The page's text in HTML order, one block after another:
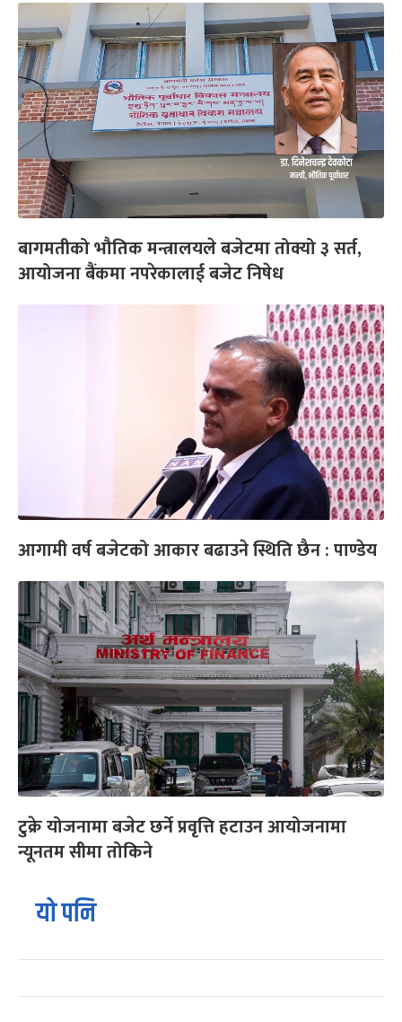
बागमतीको भौतिक मन्त्रालयले बजेटमा तोक्यो ३ सर्त,
आयोजना बैंकमा नपरेकालाई बजेट निषेध
आगामी वर्ष बजेटको आकार बढाउने स्थिति छैन : पाण्डेय
टुक्रे योजनामा बजेट छर्ने प्रवृत्ति हटाउन आयोजनामा
न्यूनतम सीमा तोकिने
यो पनि